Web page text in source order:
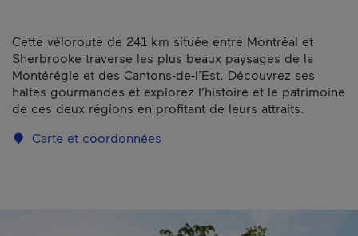
Cette véloroute de 241 km située entre Montréal et
Sherbrooke traverse les plus beaux paysages de la
Montérégie et des Cantons-de-l’Est. Découvrez ses
haltes gourmandes et explorez l’histoire et le patrimoine
de ces deux régions en profitant de leurs attraits.
Carte et coordonnées